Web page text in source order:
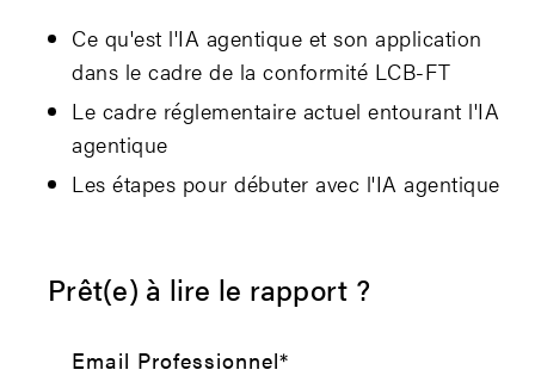
Ce qu'est l'IA agentique et son application
dans le cadre de la conformité LCB-FT
Le cadre réglementaire actuel entourant l'IA
agentique
Les étapes pour débuter avec l'IA agentique
Prêt(e) à lire le rapport ?
Email Professionnel*